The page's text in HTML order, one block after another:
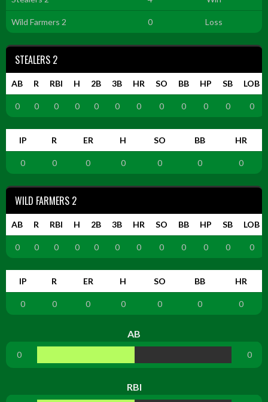
Wild Farmers 2 0 Loss
STEALERS 2
AB R RBI H 2B 3B HR SO BB HP SB LOB
0 0 0 0 0 0 0 0 0 0 0 0
IP R ER H SO BB HR
0 0 0 0 0 0 0
WILD FARMERS 2
AB R RBI H 2B 3B HR SO BB HP SB LOB
0 0 0 0 0 0 0 0 0 0 0 0
IP R ER H SO BB HR
0 0 0 0 0 0 0
AB
0 0
RBI